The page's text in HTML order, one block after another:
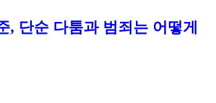
, 단순 다툼과 범죄는 어떻게